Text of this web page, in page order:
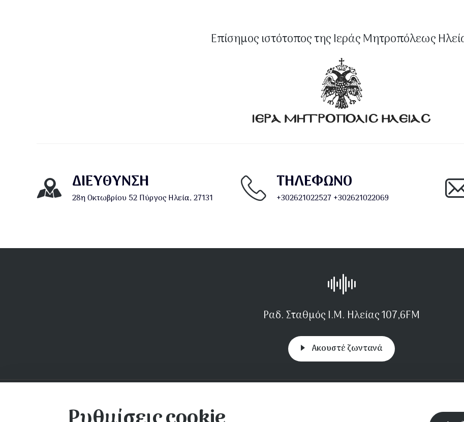
Επίσημος ιστότοπος της Ιεράς Μητροπόλεως
ΔΙΕΎΘΥΝΣΗ
28η Οκτωβρίου 52 Πύργος Ηλεία, 27131
ΤΗΛΕΦΩΝΟ
+302621022527 +302621022069
Ραδ. Σταθμός Ι.Μ. Ηλείας 107,6FM
Aκουστέ ζωντανά
Υποσέλιδο